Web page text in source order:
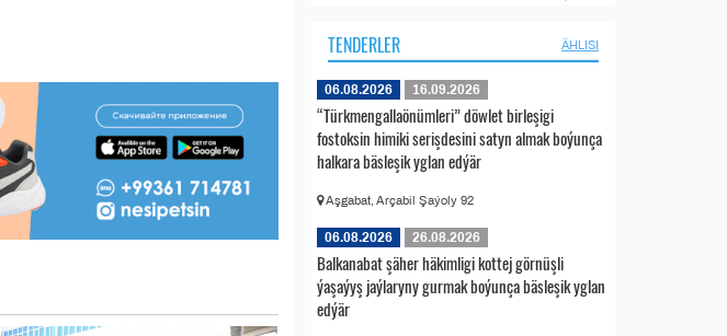
TENDERLER ÄHLISI
06.08.2026 16.09.2026
“Türkmengallaönümleri” döwlet birleşigi
fostoksin himiki serişdesini satyn almak boýunça
halkara bäsleşik yglan edýär
Aşgabat, Arçabil Şaýoly 92
06.08.2026 26.08.2026
Balkanabat şäher häkimligi kottej görnüşli
ýaşaýyş jaýlaryny gurmak boýunça bäsleşik yglan
edýär